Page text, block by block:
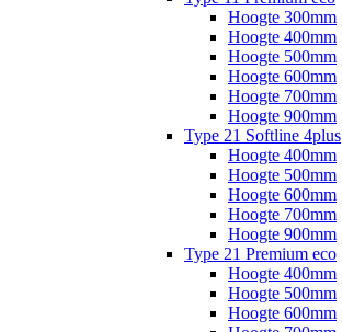
Hoogte 300mm
Hoogte 400mm
Hoogte 500mm
Hoogte 600mm
Hoogte 700mm
Hoogte 900mm
Type 21 Softline 4plus
Hoogte 400mm
Hoogte 500mm
Hoogte 600mm
Hoogte 700mm
Hoogte 900mm
Type 21 Premium eco
Hoogte 400mm
Hoogte 500mm
Hoogte 600mm